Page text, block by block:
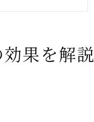
えて健康に
を向上
るのか？
解く
果を解説